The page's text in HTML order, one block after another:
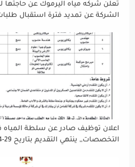
تعلن شركه مياه اليرموك عن حاجتها
الشركة عن تمديد فترة استقبال
إتاحة الفرصة الكافية أمام الجميع
اعلان توظيف صادر عن سلطة المياه
التخصصات,, ينتهي التقديم بتاريح 29-4-2026